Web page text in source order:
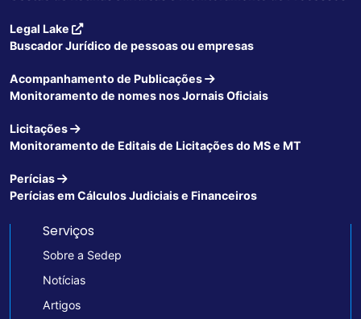
Legal Lake
Buscador Jurídico de pessoas ou empresas
Acompanhamento de Publicações
Monitoramento de nomes nos Jornais Oficiais
Licitações
Monitoramento de Editais de Licitações do MS e MT
Perícias
Perícias em Cálculos Judiciais e Financeiros
Serviços
Sobre a Sedep
Notícias
Artigos